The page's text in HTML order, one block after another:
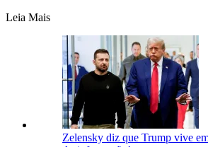
Leia Mais
Zelensky diz que Trump vive